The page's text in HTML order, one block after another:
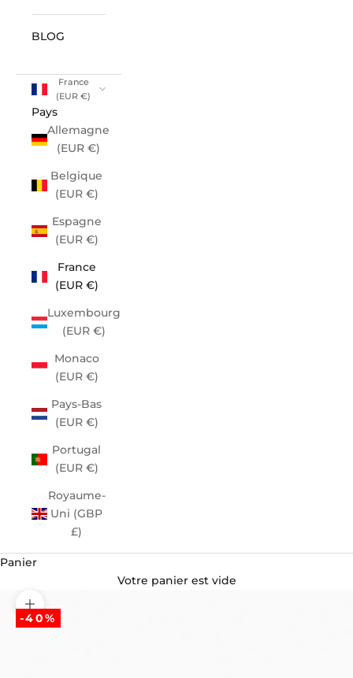
BLOG
France
(EUR €)
Pays
Allemagne
(EUR €)
Belgique
(EUR €)
Espagne
(EUR €)
France
(EUR €)
Luxembourg
(EUR €)
Monaco
(EUR €)
Pays-Bas
(EUR €)
Portugal
(EUR €)
Royaume-
Uni (GBP
£)
Panier
Votre panier est vide
Zoomer sur l'image
-40%